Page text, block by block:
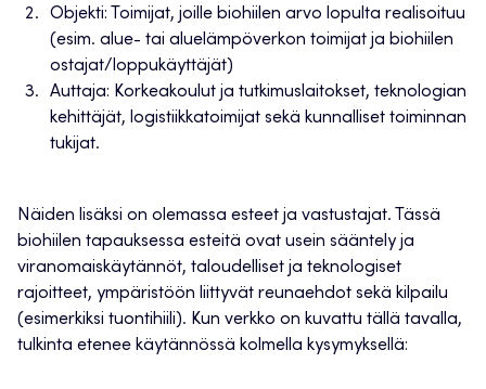
Objekti: Toimijat, joille biohiilen arvo lopulta realisoituu
(esim. alue- tai aluelämpöverkon toimijat ja biohiilen
ostajat/loppukäyttäjät)
Auttaja: Korkeakoulut ja tutkimuslaitokset, teknologian
kehittäjät, logistiikkatoimijat sekä kunnalliset toiminnan
tukijat.
Näiden lisäksi on olemassa esteet ja vastustajat. Tässä
biohiilen tapauksessa esteitä ovat usein sääntely ja
viranomaiskäytännöt, taloudelliset ja teknologiset
rajoitteet, ympäristöön liittyvät reunaehdot sekä kilpailu
(esimerkiksi tuontihiili). Kun verkko on kuvattu tällä tavalla,
tulkinta etenee käytännössä kolmella kysymyksellä: